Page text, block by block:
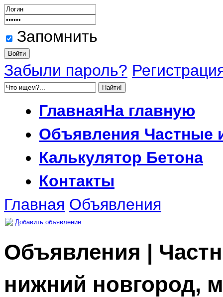
Запомнить
Забыли пароль?
ГлавнаяНа главную
Объявления Частные
Калькулятор Бетона
Контакты
Главная Объявления
Добавить объявление
Объявления |
нижний новгород,